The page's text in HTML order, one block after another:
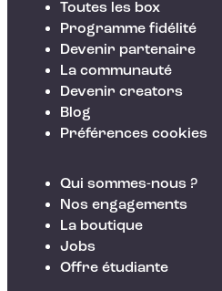
Toutes les box
Programme fidélité
Devenir partenaire
La communauté
Devenir creators
Blog
Préférences cookies
Qui sommes-nous ?
Nos engagements
La boutique
Jobs
Offre étudiante